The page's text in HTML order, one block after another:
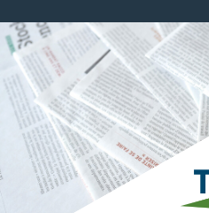
submenu (Visiteurs )
submenu (Nouvelles )
submenu (Documentation )